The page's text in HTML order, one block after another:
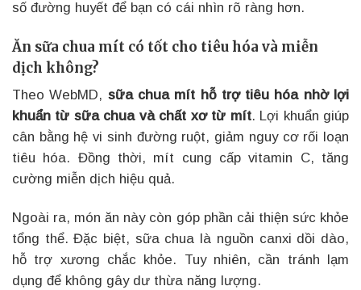
số đường huyết để bạn có cái nhìn rõ ràng hơn.
Ăn sữa chua mít có tốt cho tiêu hóa và miễn
dịch không?
Theo WebMD, sữa chua mít hỗ trợ tiêu hóa nhờ lợi
khuẩn từ sữa chua và chất xơ từ mít. Lợi khuẩn giúp
cân bằng hệ vi sinh đường ruột, giảm nguy cơ rối loạn
tiêu hóa. Đồng thời, mít cung cấp vitamin C, tăng
cường miễn dịch hiệu quả.
Ngoài ra, món ăn này còn góp phần cải thiện sức khỏe
tổng thể. Đặc biệt, sữa chua là nguồn canxi dồi dào,
hỗ trợ xương chắc khỏe. Tuy nhiên, cần tránh lạm
dụng để không gây dư thừa năng lượng.